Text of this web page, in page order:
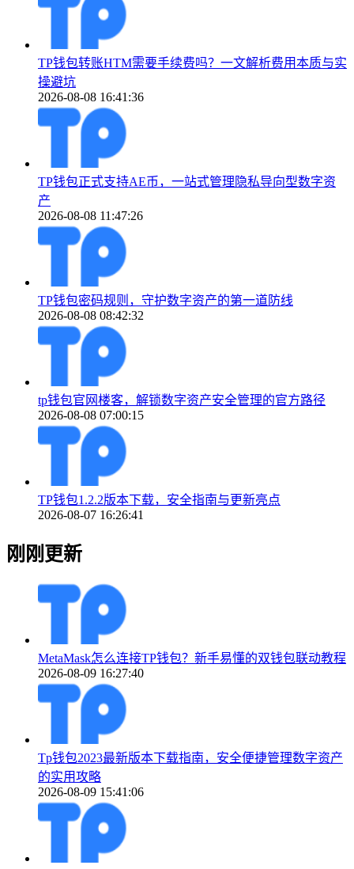
TP钱包转账HTM需要手续费吗？一文解析费用本质与实
操避坑
2026-08-08 16:41:36
TP钱包正式支持AE币，一站式管理隐私导向型数字资
产
2026-08-08 11:47:26
TP钱包密码规则，守护数字资产的第一道防线
2026-08-08 08:42:32
tp钱包官网楼客，解锁数字资产安全管理的官方路径
2026-08-08 07:00:15
TP钱包1.2.2版本下载，安全指南与更新亮点
2026-08-07 16:26:41
刚刚更新
MetaMask怎么连接TP钱包？新手易懂的双钱包联动教程
2026-08-09 16:27:40
Tp钱包2023最新版本下载指南，安全便捷管理数字资产
的实用攻略
2026-08-09 15:41:06